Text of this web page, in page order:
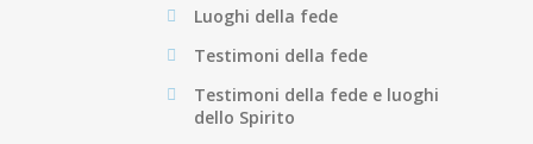
Luoghi della fede
Testimoni della fede
Testimoni della fede e luoghi
dello Spirito